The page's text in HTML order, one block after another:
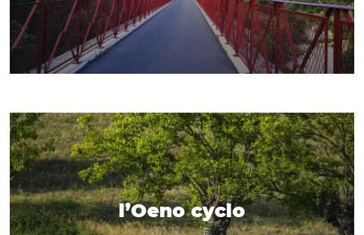
l’Oeno cyclo